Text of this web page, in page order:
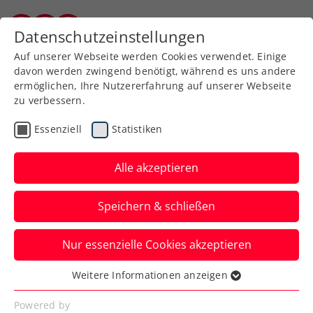
Zurück zur Newsübersicht
Verbands-Info
Erfolgreicher Abschluss
der BTV Thiem Kids
Schultennis-Offensive
2025/26
Mit einem großen Abschlussevent im
Sporthotel Kurz fand gestern die BTV
Thiem Kids Schultennis-Offensive einen
Datenschutzeinstellungen
Auf unserer Webseite werden Cookies verwendet. Einige
davon werden zwingend benötigt, während es uns andere
ermöglichen, Ihre Nutzererfahrung auf unserer Webseite
zu verbessern.
Essenziell Statistiken
Alle akzeptieren
Speichern & schließen
Nur essenzielle Cookies akzeptieren
Essenziell
Essenzielle Cookies werden für grundlegende
Weitere Informationen anzeigen
Powered by